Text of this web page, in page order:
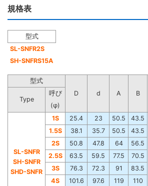
規格表
型式
SL-SNFR2S
SH-SNFRS15A
型式
D
d A B
Type
呼び
(φ)
SL-SNFR
SH-SNFR
SHD-SNFR
1S 25.4 23 50.5 43.5
1.5S
38.1 35.7 50.5 43.5
2S
50.8 47.8 64 56.5
2.5S
63.5 59.5 77.5 70.5
3S
76.3 72.3 91 83.5
4S
101.6 97.6 119 110